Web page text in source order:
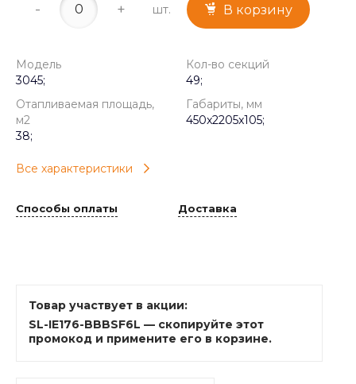
- + шт. В корзину
Модель
3045;
Кол-во секций
49;
Отапливаемая площадь,
м2
38;
Габариты, мм
450x2205x105;
Все характеристики
Способы оплаты Доставка
Товар участвует в акции:
SL-IE176-BBBSF6L — скопируйте этот
промокод и примените его в корзине.